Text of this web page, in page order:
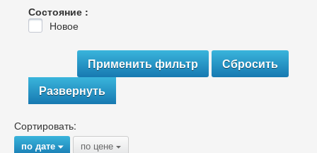
Состояние :
Новое
Развернуть
Сортировать:
по дате{ по цене {